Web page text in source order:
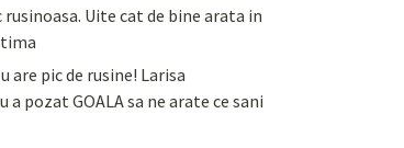
rusinoasa. Uite cat de bine arata in
are pic de rusine! Larisa
a pozat GOALA sa ne arate ce sani